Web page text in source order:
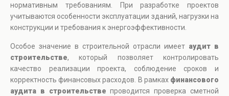
нормативным требованиям. При разработке проектов
учитываются особенности эксплуатации зданий, нагрузки на
конструкции и требования к энергоэффективности.
Особое значение в строительной отрасли имеет аудит в
строительстве, который позволяет контролировать
качество реализации проекта, соблюдение сроков и
корректность финансовых расходов. В рамках финансового
аудита в строительстве проводится проверка сметной